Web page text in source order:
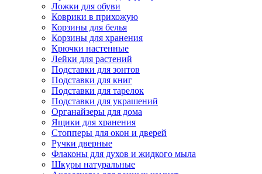
Ложки для обуви
Коврики в прихожую
Корзины для белья
Корзины для хранения
Крючки настенные
Лейки для растений
Подставки для зонтов
Подставки для книг
Подставки для тарелок
Подставки для украшений
Органайзеры для дома
Ящики для хранения
Стопперы для окон и дверей
Ручки дверные
Флаконы для духов и жидкого мыла
Шкуры натуральные